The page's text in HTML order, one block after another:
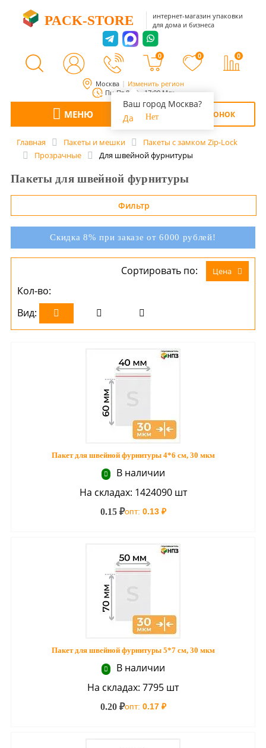
Москва Изменить регион
Ваш город Москва?
Да
Нет
Пн-Пт 8:00 - 17:00 Мск
PACK-STORE
интернет-магазин упаковки
для дома и бизнеса
0 0 0
МЕНЮ ОБРАТНЫЙ ЗВОНОК
Главная Пакеты и мешки
Пакеты с замком Zip-Lock
Прозрачные
Для швейной фурнитуры
Пакеты для швейной фурнитуры
Фильтр
Скидка 8% при заказе от 6000 рублей!
Сортировать по: Цена
Кол-во:
Вид:
Пакет для швейной фурнитуры 4*6 см, 30 мкм
В наличии
На складах: 1424090 шт
0.15 ₽опт: 0.13 ₽
Пакет для швейной фурнитуры 5*7 см, 30 мкм
В наличии
На складах: 7795 шт
0.20 ₽опт: 0.17 ₽